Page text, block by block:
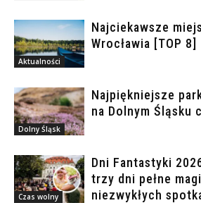
Aktualności
Najciekawsze
Wrocławia [TOP 8]
Dolny Śląsk
Najpiękniejsze
na Dolnym Śląsku
Czas wolny
Dni Fantastyki
trzy dni pełne
niezwykłych